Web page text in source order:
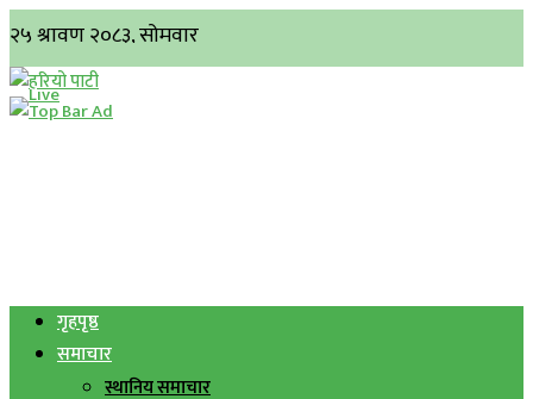
गृहपृष्ठ
समाचार
स्थानिय समाचार